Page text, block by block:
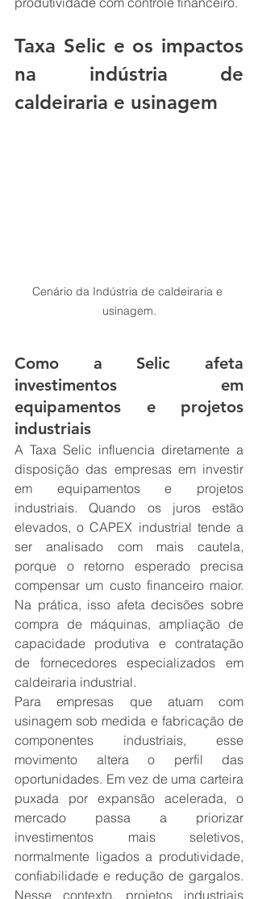
Taxa Selic e os impactos
na indústria de
caldeiraria e usinagem
Cenário da Indústria de caldeiraria e
usinagem.
Como a Selic afeta
investimentos em
equipamentos e projetos
industriais
A Taxa Selic influencia diretamente a
disposição das empresas em investir
em equipamentos e projetos
industriais. Quando os juros estão
elevados, o CAPEX industrial tende a
ser analisado com mais cautela,
porque o retorno esperado precisa
compensar um custo financeiro maior.
Na prática, isso afeta decisões sobre
compra de máquinas, ampliação de
capacidade produtiva e contratação
de fornecedores especializados em
caldeiraria industrial.
Para empresas que atuam com
usinagem sob medida e fabricação de
componentes industriais, esse
movimento altera o perfil das
oportunidades. Em vez de uma carteira
puxada por expansão acelerada, o
mercado passa a priorizar
investimentos mais seletivos,
normalmente ligados a produtividade,
confiabilidade e redução de gargalos.
Nesse contexto, projetos industriais